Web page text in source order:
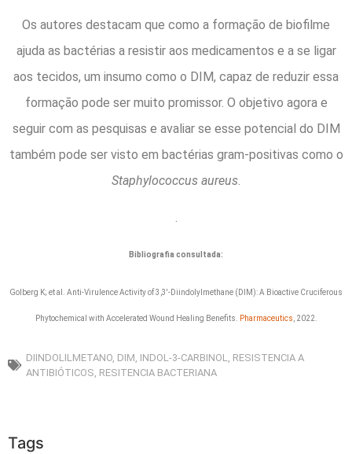
Os autores destacam que como a formação de biofilme
ajuda as bactérias a resistir aos medicamentos e a se ligar
aos tecidos, um insumo como o DIM, capaz de reduzir essa
formação pode ser muito promissor. O objetivo agora e
seguir com as pesquisas e avaliar se esse potencial do DIM
também pode ser visto em bactérias gram-positivas como o
Staphylococcus aureus
.
Bibliografia consultada:
Golberg K; et al. Anti-Virulence Activity of 3,3′-Diindolylmethane (DIM): A Bioactive Cruciferous
Phytochemical with Accelerated Wound Healing Benefits. Pharmaceutics , 2022.
DIINDOLILMETANO, DIM, INDOL-3-CARBINOL, RESISTENCIA A
ANTIBIÓTICOS, RESITENCIA BACTERIANA
Tags